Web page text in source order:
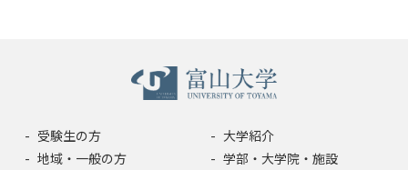
受験生の方
地域・一般の方
大学紹介
学部・大学院・施設